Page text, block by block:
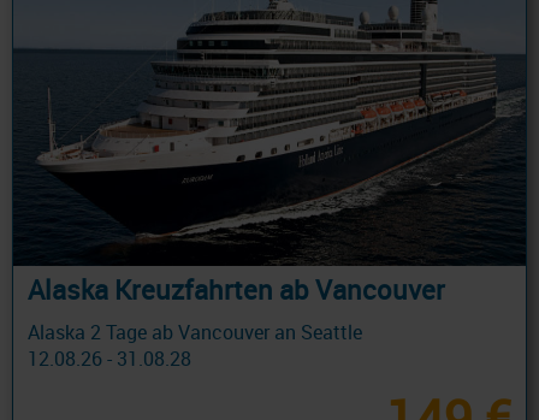
Alaska Kreuzfahrten ab Vancouver
Alaska 2 Tage ab Vancouver an Seattle
12.08.26 - 31.08.28